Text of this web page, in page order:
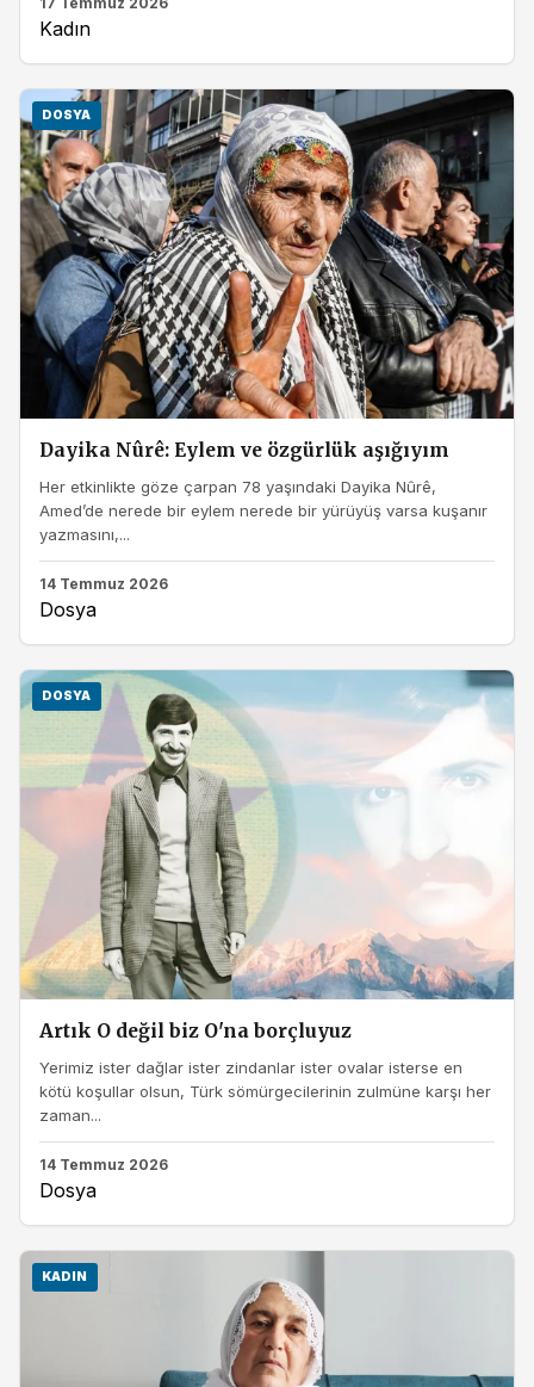
Kadın
DOSYA
Dayika Nûrê: Eylem ve özgürlük aşığıyım
Her etkinlikte göze çarpan 78 yaşındaki Dayika Nûrê,
Amed’de nerede bir eylem nerede bir yürüyüş varsa kuşanır
yazmasını,...
14 Temmuz 2026
Dosya
DOSYA
Artık O değil biz O'na borçluyuz
Yerimiz ister dağlar ister zindanlar ister ovalar isterse en
kötü koşullar olsun, Türk sömürgecilerinin zulmüne karşı her
zaman...
14 Temmuz 2026
Dosya
KADIN